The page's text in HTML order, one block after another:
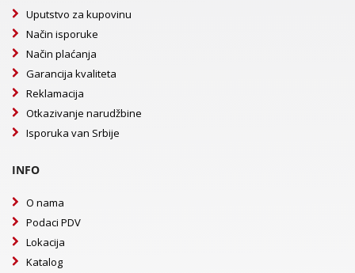
Uputstvo za kupovinu
Način isporuke
Način plaćanja
Garancija kvaliteta
Reklamacija
Otkazivanje narudžbine
Isporuka van Srbije
INFO
O nama
Podaci PDV
Lokacija
Katalog